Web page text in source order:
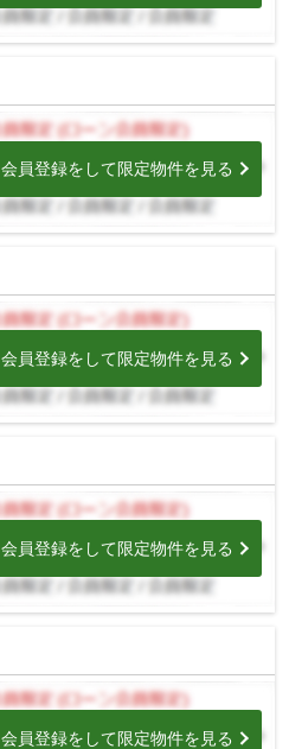
会員登録をして限定物件を見る
会員登録をして限定物件を見る
会員登録をして限定物件を見る
会員登録をして限定物件を見る